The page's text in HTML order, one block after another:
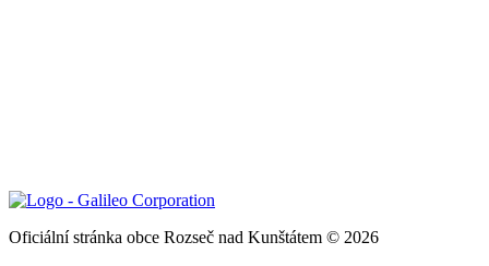
Oficiální stránka obce Rozseč nad Kunštátem © 2026